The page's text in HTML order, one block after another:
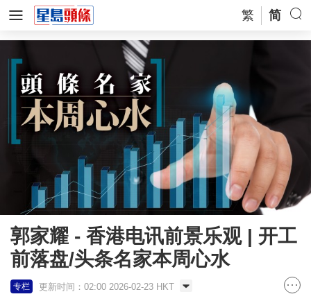
繁 简
郭家耀 - 香港电讯前景乐观 | 开工
前落盘/头条名家本周心水
专栏 更新时间：02:00 2026-02-23 HKT